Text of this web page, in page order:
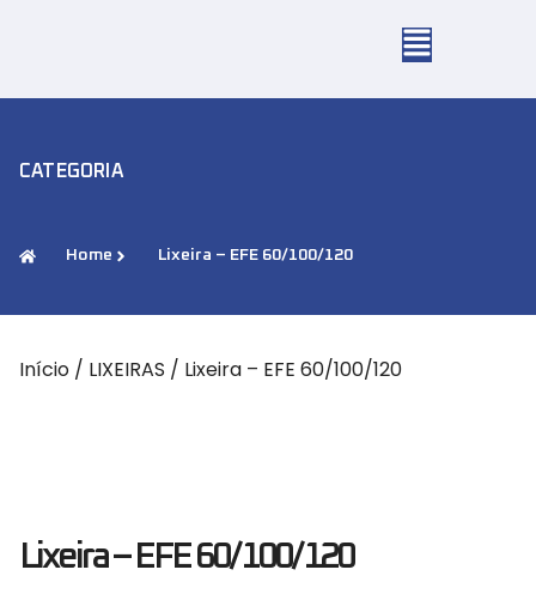
CATEGORIA
Home Lixeira – EFE 60/100/120
Início / LIXEIRAS / Lixeira – EFE 60/100/120
Lixeira – EFE 60/100/120